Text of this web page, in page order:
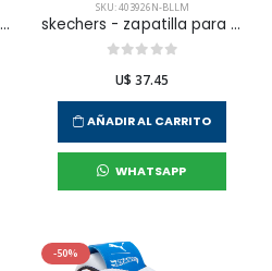
crocs - sandalia paw patrol off court clg t para bebe niño
SKU: 403926N-BLLM
skechers - zapatilla para caminar microspec advance para niño infante
U$ 37.45
AÑADIR AL CARRITO
WHATSAPP
-50%